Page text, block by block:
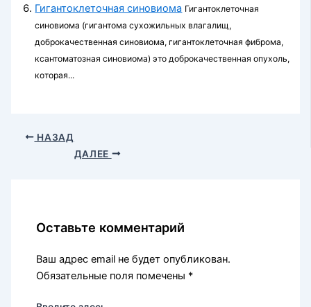
Гигантоклеточная синовиома Гигантоклеточная
синовиома (гигантома сухожиль­ных влагалищ,
доброкачественная синовиома, гигантоклеточная фиброма,
ксантоматозная синовиома) это доброкачественная опухоль,
которая...
НАЗАД
ДАЛЕЕ
Оставьте комментарий
Ваш адрес email не будет опубликован.
Обязательные поля помечены *